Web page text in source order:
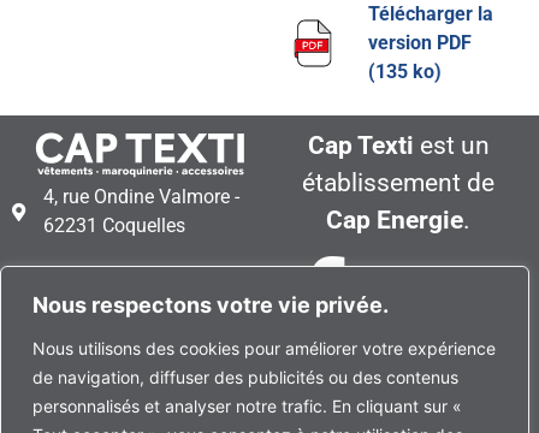
Nous respectons votre vie privée.
Nous utilisons des cookies pour améliorer votre expérience
de navigation, diffuser des publicités ou des contenus
personnalisés et analyser notre trafic. En cliquant sur «
Télécharger la
version PDF
(135 ko)
4, rue Ondine Valmore -
62231 Coquelles
Plan d’accès à Cap Texti
Cap Texti est un
établissement de
Cap Energie.
Kit de Com’